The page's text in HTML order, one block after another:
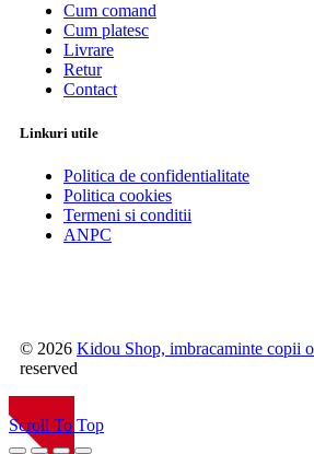
Cum comand
Cum platesc
Livrare
Retur
Contact
Linkuri utile
Politica de confidentialitate
Politica cookies
Termeni si conditii
ANPC
© 2026 Kidou Shop, imbracaminte copii
reserved
Scroll To Top